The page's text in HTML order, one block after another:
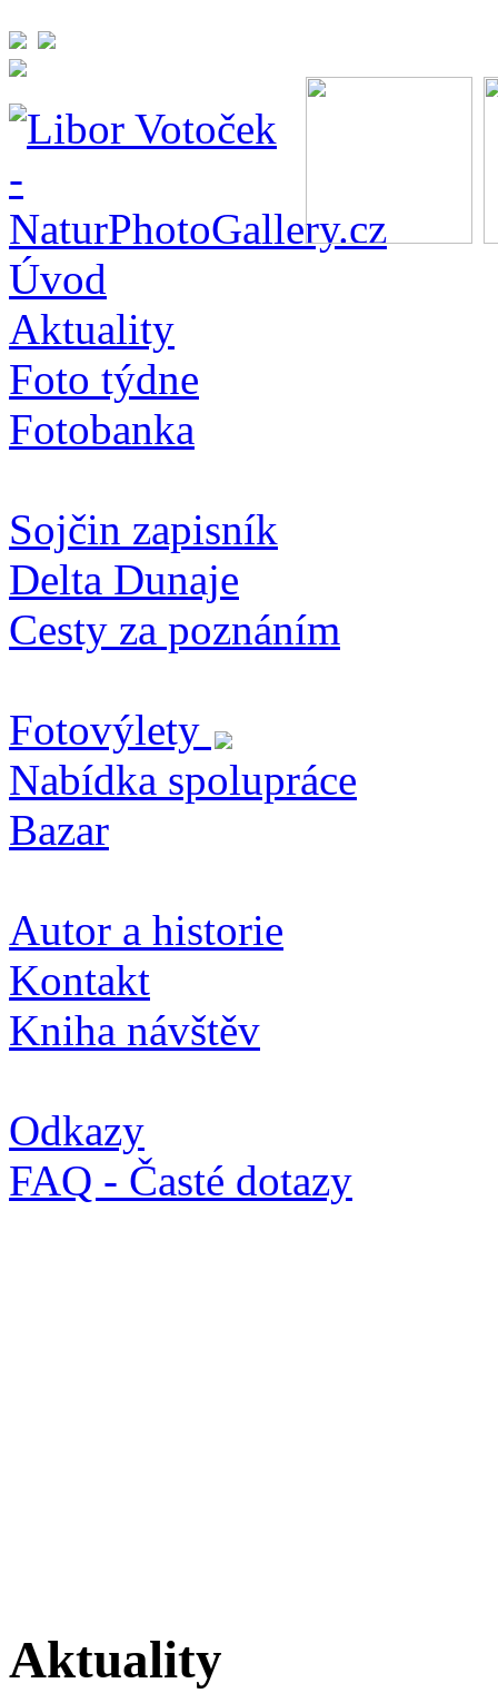
Úvod
Aktuality
Foto týdne
Fotobanka
Sojčin zapisník
Delta Dunaje
Cesty za poznáním
Fotovýlety
Nabídka spolupráce
Bazar
Autor a historie
Kontakt
Kniha návštěv
Odkazy
FAQ - Časté dotazy
Aktuality